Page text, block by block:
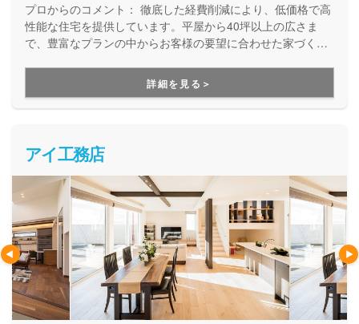
プロからのコメント： 徹底した経費削減により、低価格で高
性能な住宅を提供しています。平屋から40坪以上の広さま
で、豊富なプランの中からお客様の要望に合わせた家づくり
ず、予算内で快適な住まいを建てたい方にオススメです。
詳細を見る＞
アイ工務店